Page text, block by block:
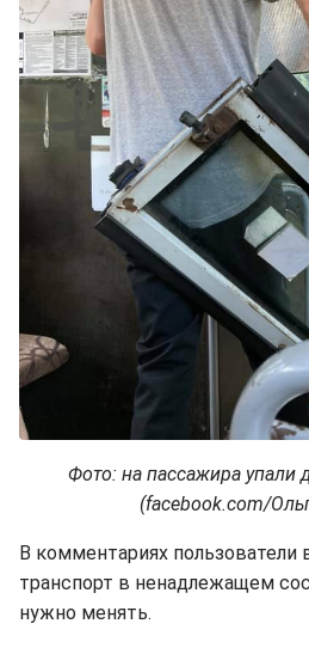
Фото: на пассажира упали
(facebook.com/
В комментариях пользователи
транспорт в ненадлежащем
нужно менять.